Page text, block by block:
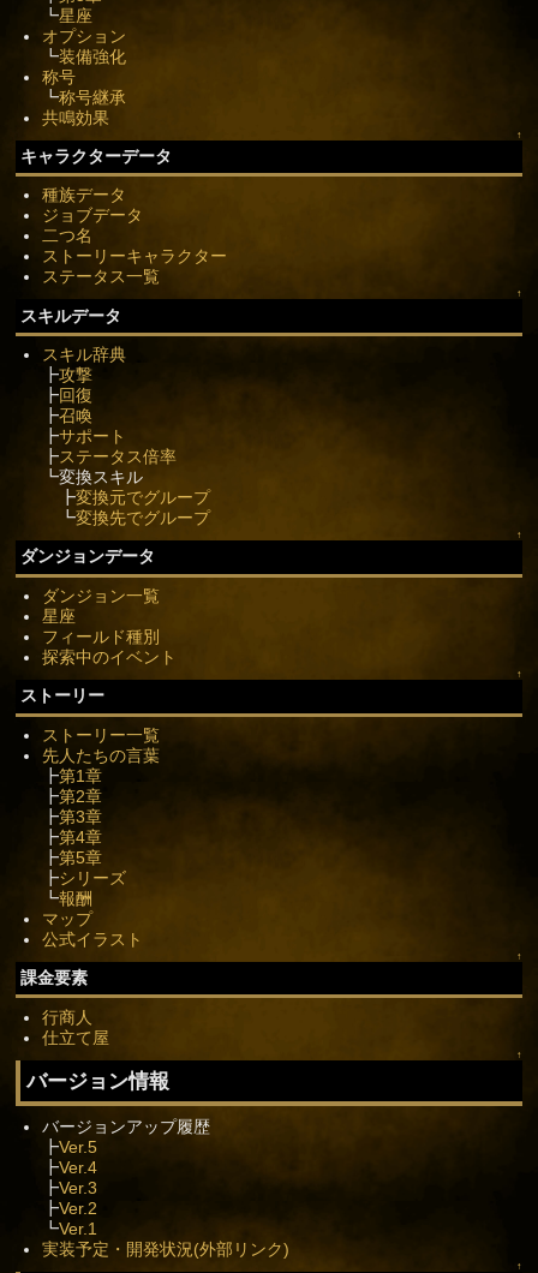
┗星座
オプション
┗装備強化
称号
┗称号継承
共鳴効果
↑
キャラクターデータ
種族データ
ジョブデータ
二つ名
ストーリーキャラクター
ステータス一覧
↑
スキルデータ
スキル辞典
┣攻撃
┣回復
┣召喚
┣サポート
┣ステータス倍率
┗変換スキル
┣変換元でグループ
┗変換先でグループ
↑
ダンジョンデータ
ダンジョン一覧
星座
フィールド種別
探索中のイベント
↑
ストーリー
ストーリー一覧
先人たちの言葉
┣第1章
┣第2章
┣第3章
┣第4章
┣第5章
┣シリーズ
┗報酬
マップ
公式イラスト
↑
課金要素
行商人
仕立て屋
↑
バージョン情報
バージョンアップ履歴
┣Ver.5
┣Ver.4
┣Ver.3
┣Ver.2
┗Ver.1
実装予定・開発状況(外部リンク)
↑